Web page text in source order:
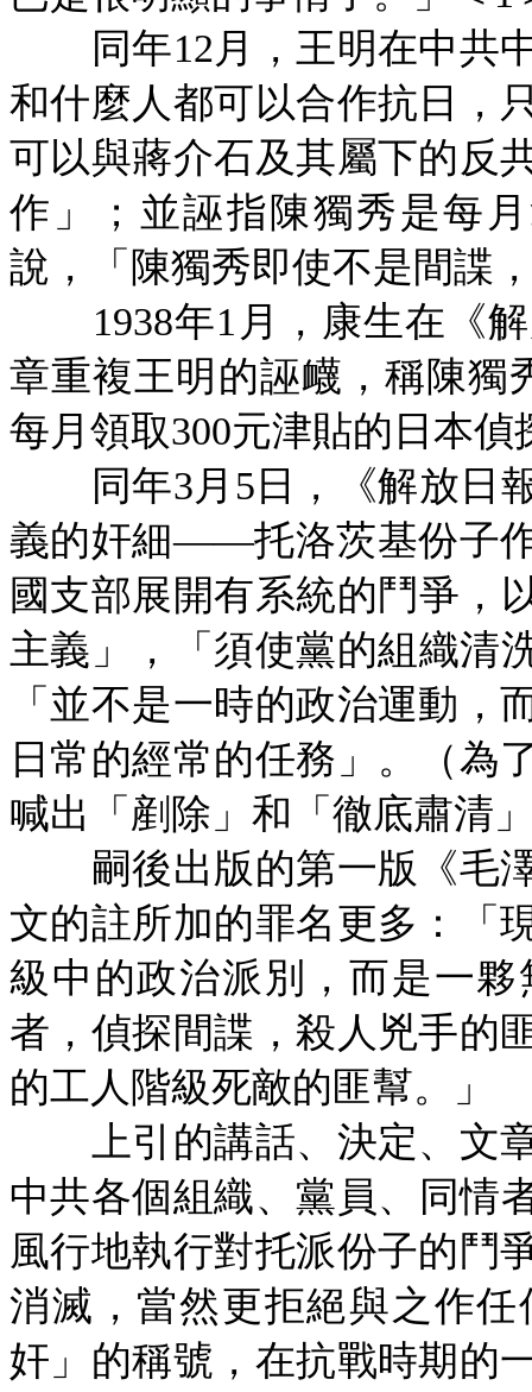
同年12月，王明在中共
和什麼人都可以合作抗日，
可以與蔣介石及其屬下的反
作」；並誣指陳獨秀是每
說，「陳獨秀即使不是間諜
1938年1月，康生在《
章重複王明的誣衊，稱陳獨
每月領取300元津貼的日本偵
同年3月5日，《解放日
義的奸細——托洛茨基份子
國支部展開有系統的鬥爭
主義」，「須使黨的組織
「並不是一時的政治運動
日常的經常的任務」。（為
喊出「剷除」和「徹底肅清
嗣後出版的第一版《毛澤
文的註所加的罪名更多：「
級中的政治派別，而是一
者，偵探間諜，殺人兇手的
的工人階級死敵的匪幫。」
上引的講話、決定、文章
中共各個組織、黨員、同情
風行地執行對托派份子的鬥
消滅，當然更拒絕與之作
奸」的稱號，在抗戰時期的